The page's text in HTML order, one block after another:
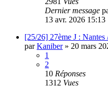
Dernier message
13 avr. 2026 15:13
[25/26] 27ème J : Nantes
parKaniber» 20 mars
1
2
10 Réponses
1312 Vues